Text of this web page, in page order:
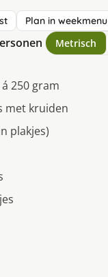
Plan in weekmenu
Metrisch
250 gram
met kruiden
plakjes)